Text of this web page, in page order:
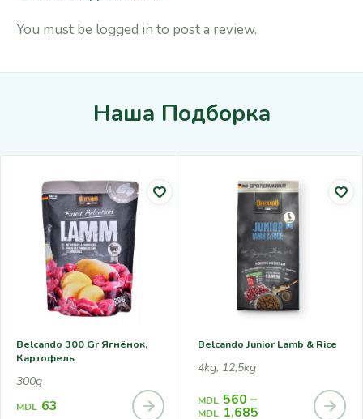
You must be logged in to post a review.
Наша Подборка
Belcando 300 Gr Ягнёнок,
Картофель
300g
MDL 63
Belcando Junior Lamb & Rice
4kg, 12,5kg
MDL 560 –
MDL 1,685